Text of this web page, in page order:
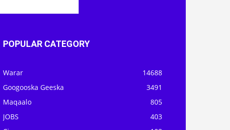
POPULAR CATEGORY
Warar
14688
Googooska Geeska
3491
Maqaalo
805
JOBS
403